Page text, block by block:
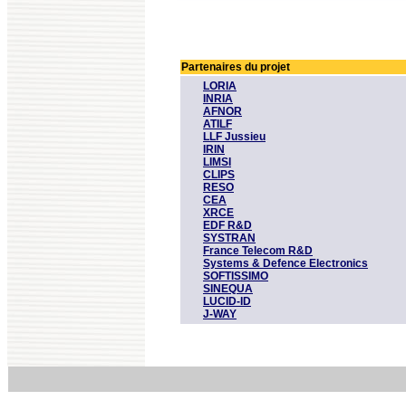
Partenaires du projet
LORIA
INRIA
AFNOR
ATILF
LLF Jussieu
IRIN
LIMSI
CLIPS
RESO
CEA
XRCE
EDF R&D
SYSTRAN
France Telecom R&D
Systems & Defence Electronics
SOFTISSIMO
SINEQUA
LUCID-ID
J-WAY